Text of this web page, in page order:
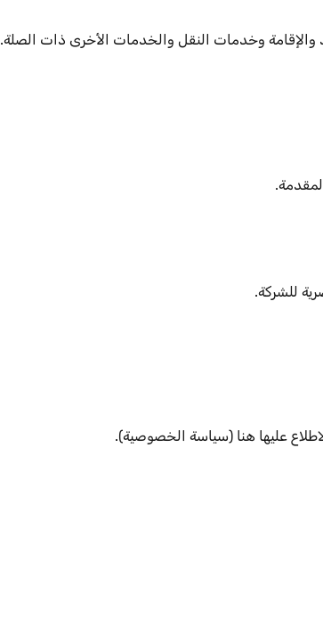
والإقامة وخدمات النقل والخدمات الأخرى ذات الصلة.
للشركة.
عليها هنا (سياسة الخصوصية).